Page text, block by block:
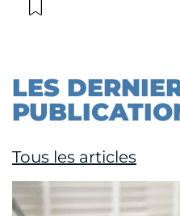
LES
Tous les articles